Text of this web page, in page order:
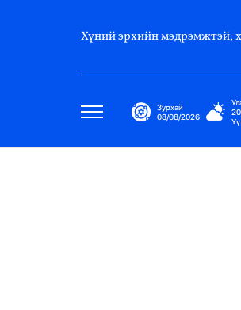
Хүний эрхийн мэдрэмжтэй,
Зурхай
08/08/2026
20